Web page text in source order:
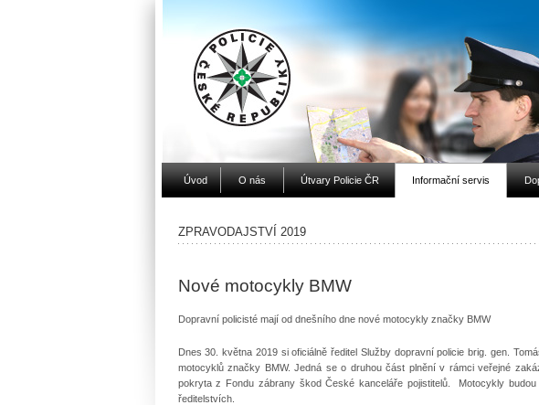
Úvod O nás Útvary Policie ČR Informační servis
ZPRAVODAJSTVÍ 2019
Nové motocykly BMW
Dopravní policisté mají od dnešního dne nové motocykly značky BMW
Dnes 30. května 2019 si oficiálně ředitel Služby dopravní policie brig. gen.
motocyklů značky BMW. Jedná se o druhou část plnění v rámci veřejné
pokryta z Fondu zábrany škod České kanceláře pojistitelů. Motocykly
ředitelstvích.